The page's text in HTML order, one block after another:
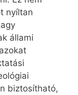
nyíltan
állami
biztosítható,